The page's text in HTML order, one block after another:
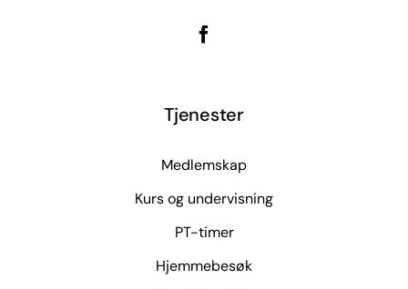
Tjenester
Medlemskap
Kurs og undervisning
PT-timer
Hjemmebesøk